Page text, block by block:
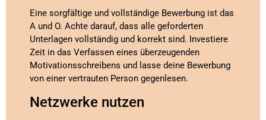
Eine sorgfältige und vollständige Bewerbung ist das
A und O. Achte darauf, dass alle geforderten
Unterlagen vollständig und korrekt sind. Investiere
Zeit in das Verfassen eines überzeugenden
Motivationsschreibens und lasse deine Bewerbung
von einer vertrauten Person gegenlesen.
Netzwerke nutzen